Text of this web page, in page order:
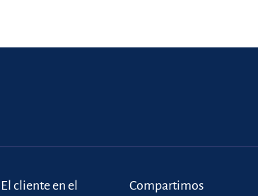
El cliente en el
Compartimos